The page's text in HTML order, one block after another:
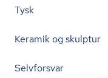
Tysk
Keramik og skulptur
Selvforsvar